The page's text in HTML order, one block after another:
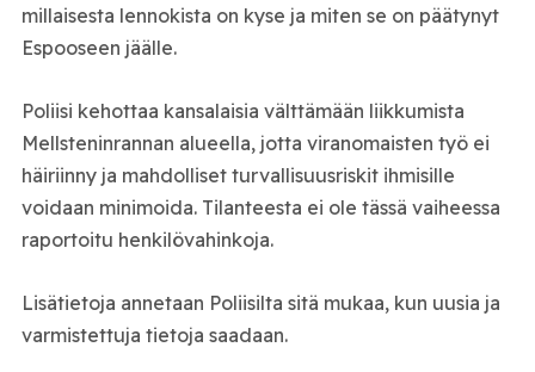
millaisesta lennokista on kyse ja miten se on päätynyt
Espooseen jäälle.
Poliisi kehottaa kansalaisia välttämään liikkumista
Mellsteninrannan alueella, jotta viranomaisten työ ei
häiriinny ja mahdolliset turvallisuusriskit ihmisille
voidaan minimoida. Tilanteesta ei ole tässä vaiheessa
raportoitu henkilövahinkoja.
Lisätietoja annetaan Poliisilta sitä mukaa, kun uusia ja
varmistettuja tietoja saadaan.